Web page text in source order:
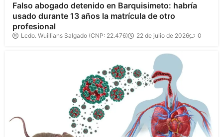
Falso abogado detenido en Barquisimeto: habría
usado durante 13 años la matrícula de otro
profesional
Lcdo. Wuillians Salgado (CNP: 22.476) 22 de julio de 2026 0